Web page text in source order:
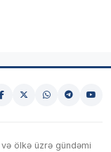
ölkə üzrə gündəmi